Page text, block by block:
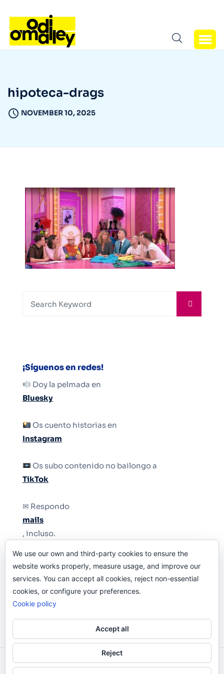
hipoteca-drags
NOVEMBER 10, 2025
¡Síguenos en redes!
Doy la pelmada en
Bluesky
Os cuento historias en
Instagram
Os subo contenido no bailongo a
TikTok
✉ Respondo
mails
, incluso.
Y si una persona no puede tener teléfono, que
le quiten el teléfono.
Odi O'Malley © 2016-2025. Todos Los Derechos
We use our own and third-party cookies to ensure the
website works properly, measure usage, and improve our
services. You can accept all cookies, reject non-essential
cookies, or configure your preferences.
Cookie policy
Accept all
Reject